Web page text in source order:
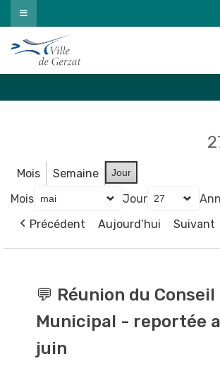
Passer
au
contenu
Mois Semaine Jour
Mois Jour
Précédent
Aujourd’hui Suivant
Réunion
Conseil
Municipal
💬 Réunion du Conseil
Municipal - reportée
juin